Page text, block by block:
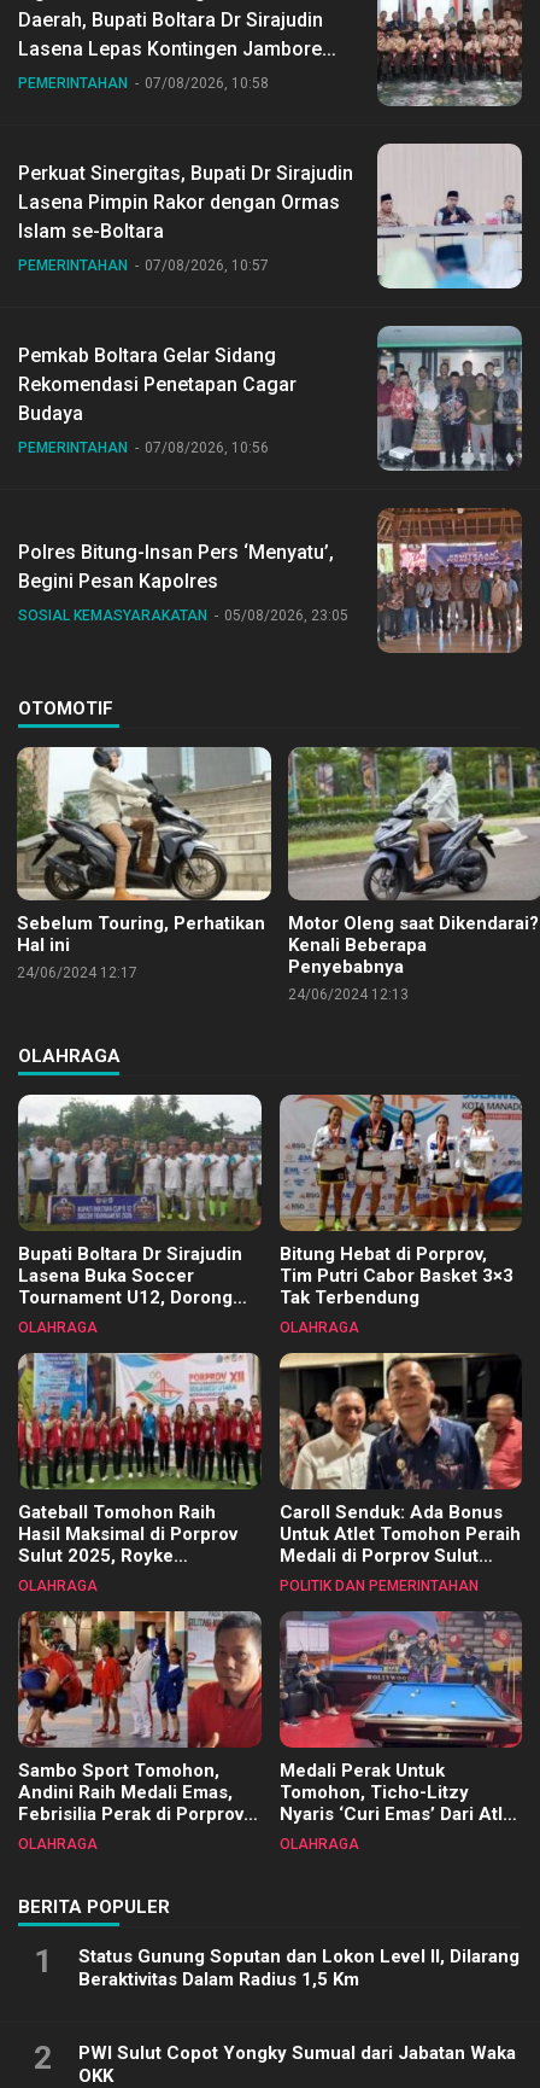
Daerah, Bupati Boltara Dr Sirajudin
Lasena Lepas Kontingen Jambore
Nasional ke XII di Buperta Cibubur
PEMERINTAHAN 07/08/2026, 10:58
Perkuat Sinergitas, Bupati Dr Sirajudin
Lasena Pimpin Rakor dengan Ormas
Islam se-Boltara
PEMERINTAHAN 07/08/2026, 10:57
Pemkab Boltara Gelar Sidang
Rekomendasi Penetapan Cagar
Budaya
PEMERINTAHAN 07/08/2026, 10:56
Polres Bitung-Insan Pers ‘Menyatu’,
Begini Pesan Kapolres
SOSIAL KEMASYARAKATAN 05/08/2026, 23:05
OTOMOTIF
Sebelum Touring, Perhatikan
Hal ini
24/06/2024 12:17
Motor Oleng saat Dikendarai?
Kenali Beberapa
Penyebabnya
24/06/2024 12:13
OLAHRAGA
Bupati Boltara Dr Sirajudin
Lasena Buka Soccer
Tournament U12, Dorong
Pembinaan Merata di Setiap
OLAHRAGA
Bitung Hebat di Porprov,
Tim Putri Cabor Basket 3×3
Tak Terbendung
OLAHRAGA
Gateball Tomohon Raih
Hasil Maksimal di Porprov
Sulut 2025, Royke
Tangkawarouw Ucapkan
OLAHRAGA
Caroll Senduk: Ada Bonus
Untuk Atlet Tomohon Peraih
Medali di Porprov Sulut
2025
POLITIK DAN PEMERINTAHAN
Sambo Sport Tomohon,
Andini Raih Medali Emas,
Febrisilia Perak di Porprov
Sulut 2025
OLAHRAGA
Medali Perak Untuk
Tomohon, Ticho-Litzy
Nyaris ‘Curi Emas’ Dari Atlet
Biliar PON di Porprov Sulut
OLAHRAGA
BERITA POPULER
1
Status Gunung Soputan dan Lokon Level II, Dilarang
Beraktivitas Dalam Radius 1,5 Km
2
PWI Sulut Copot Yongky Sumual dari Jabatan Waka
OKK